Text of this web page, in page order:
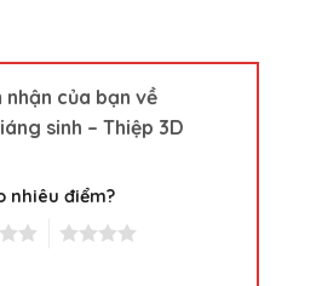
của bạn về
sinh – Thiệp 3D
nhiêu điểm?